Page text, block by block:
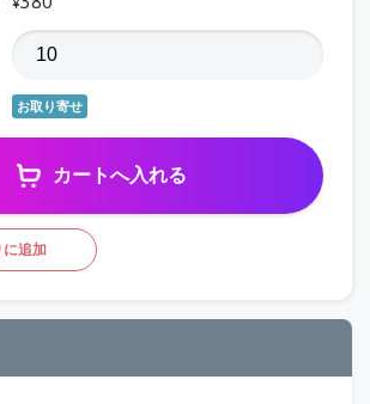
お取り寄せ
カートへ入れる
追加